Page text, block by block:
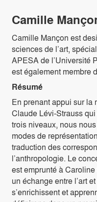
Camille
Camille Mançon est
sciences de l’art,
APESA de l’Université
est également membre
Résumé
En prenant appui sur la
Claude Lévi-Strauss
trois niveaux, nous
modes de
traduction des
l’anthropologie. Le
est emprunté à
un échange entre l’art
s’enrichissent et